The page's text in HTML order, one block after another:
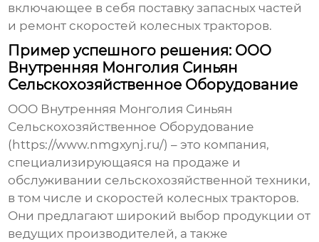
включающее в себя поставку запасных частей
и ремонт скоростей колесных тракторов.
Пример успешного решения: ООО
Внутренняя Монголия Синьян
Сельскохозяйственное Оборудование
ООО Внутренняя Монголия Синьян
Сельскохозяйственное Оборудование
(https://www.nmgxynj.ru/) – это компания,
специализирующаяся на продаже и
обслуживании сельскохозяйственной техники,
в том числе и скоростей колесных тракторов.
Они предлагают широкий выбор продукции от
ведущих производителей, а также